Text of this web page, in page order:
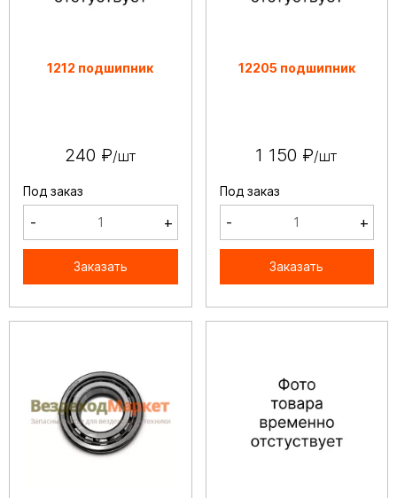
1212 подшипник
240 ₽/шт
Под заказ
- +
Заказать
12205 подшипник
1 150 ₽/шт
Под заказ
- +
Заказать